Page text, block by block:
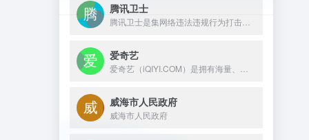
腾讯卫士
爱奇艺
威海市人民政府
威海市人民政府